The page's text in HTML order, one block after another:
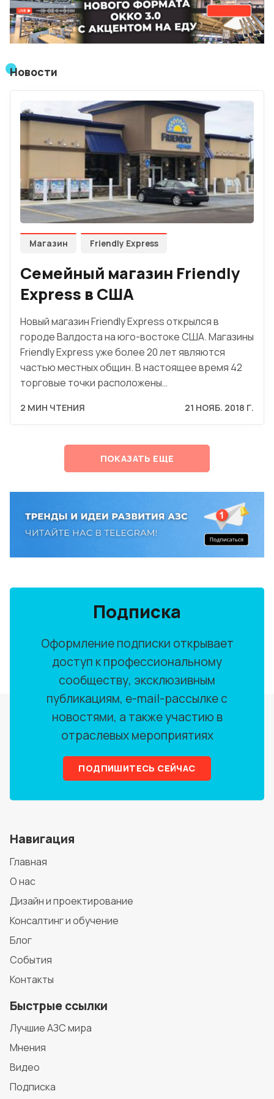
Мнения
Условия использования материалов
Политика конфиденциальности и cookie
Новости
Магазин Friendly Express
Семейный магазин Friendly
Express в США
Новый магазин Friendly Express открылся в
городе Валдоста на юго-востоке США. Магазины
Friendly Express уже более 20 лет являются
частью местных общин. В настоящее время 42
торговые точки расположены…
2 МИН ЧТЕНИЯ 21 НОЯБ. 2018 Г.
ПОКАЗАТЬ ЕЩЕ
Подписка
Оформление подписки открывает
доступ к профессиональному
сообществу, эксклюзивным
публикациям, e-mail-рассылке с
новостями, а также участию в
отраслевых мероприятиях
ПОДПИШИТЕСЬ СЕЙЧАС
Навигация
Главная
О нас
Дизайн и проектирование
Консалтинг и обучение
Блог
События
Контакты
Быстрые ссылки
Лучшие АЗС мира
Мнения
Видео
Подписка